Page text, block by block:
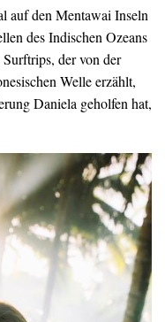
auf den Mentawai Inseln
des Indischen Ozeans
der von der
Welle erzählt,
Daniela geholfen hat,